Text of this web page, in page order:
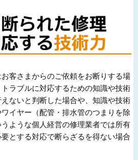
客さまからのご依頼をお断りする場
ラブルに対応するための知識や技術
ないと判断した場合や、知識や技術
イヤー（配管・排水管のつまりを除
ような個人経営の修理業者では所有
とする対応で断らざるを得ない場合